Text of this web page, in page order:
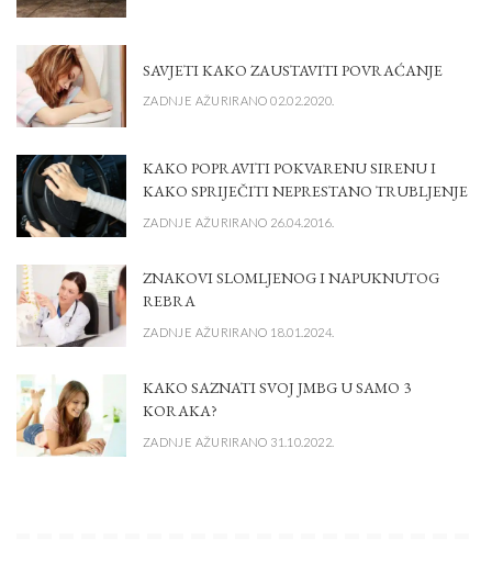
SAVJETI KAKO ZAUSTAVITI POVRAĆANJE
ZADNJE AŽURIRANO 02.02.2020.
KAKO POPRAVITI POKVARENU SIRENU I
KAKO SPRIJEČITI NEPRESTANO TRUBLJENJE
ZADNJE AŽURIRANO 26.04.2016.
ZNAKOVI SLOMLJENOG I NAPUKNUTOG
REBRA
ZADNJE AŽURIRANO 18.01.2024.
KAKO SAZNATI SVOJ JMBG U SAMO 3
KORAKA?
ZADNJE AŽURIRANO 31.10.2022.